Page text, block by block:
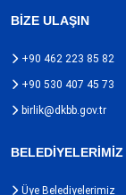
BİZE ULAŞIN
+90 462 223 85 82
+90 530 407 45 73
birlik@dkbb.gov.tr
BELEDİYELERİMİZ
Üye Belediyelerimiz